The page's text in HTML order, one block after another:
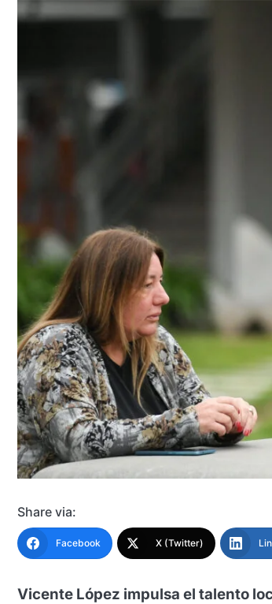
Share via:
Facebook X (Twitter)
Vicente López impulsa el talento